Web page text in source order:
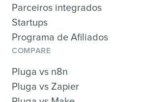
Parceiros integrados
Startups
Programa de Afiliados
COMPARE
Pluga vs n8n
Pluga vs Zapier